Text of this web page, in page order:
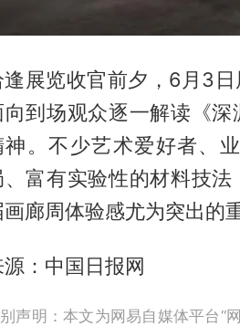
逢展览收官前夕，6月3
向到场观众逐一解读《
神。不少艺术爱好者、
、富有实验性的材料技
画廊周体验感尤为突出的
源：中国日报网
声明：本文为网易自媒体平台“